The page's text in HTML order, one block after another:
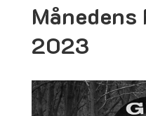
2023